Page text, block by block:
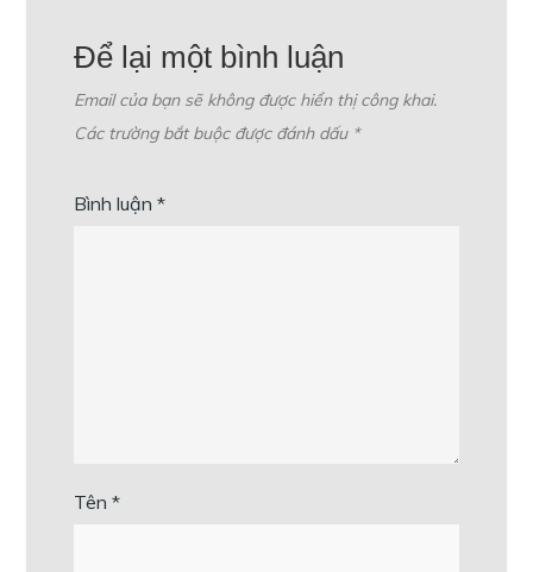
Để lại một bình luận
Email của bạn sẽ không được hiển thị công khai.
Các trường bắt buộc được đánh dấu *
Bình luận*
Tên*